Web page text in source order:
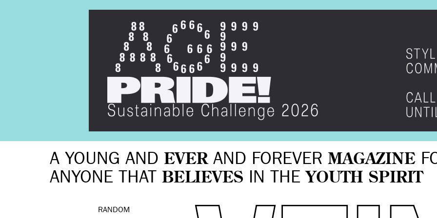
A YOUNG AND EVERAND FOREVER MAGAZINE
ANYONE THAT BELIEVES IN THE YOUTH SPIRIT
RANDOM